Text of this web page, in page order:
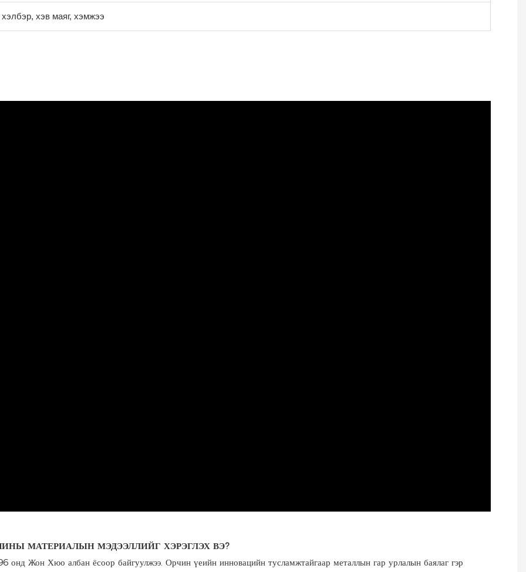
хэлбэр, хэв маяг, хэмжээ
МАТЕРИАЛЫН МЭДЭЭЛЛИЙГ ХЭРЭГЛЭХ ВЭ?
онд Жон Хюо албан ёсоор байгуулжээ. Орчин үеийн инновацийн тусламжтайгаар металлын гар урлалын баялаг гэр